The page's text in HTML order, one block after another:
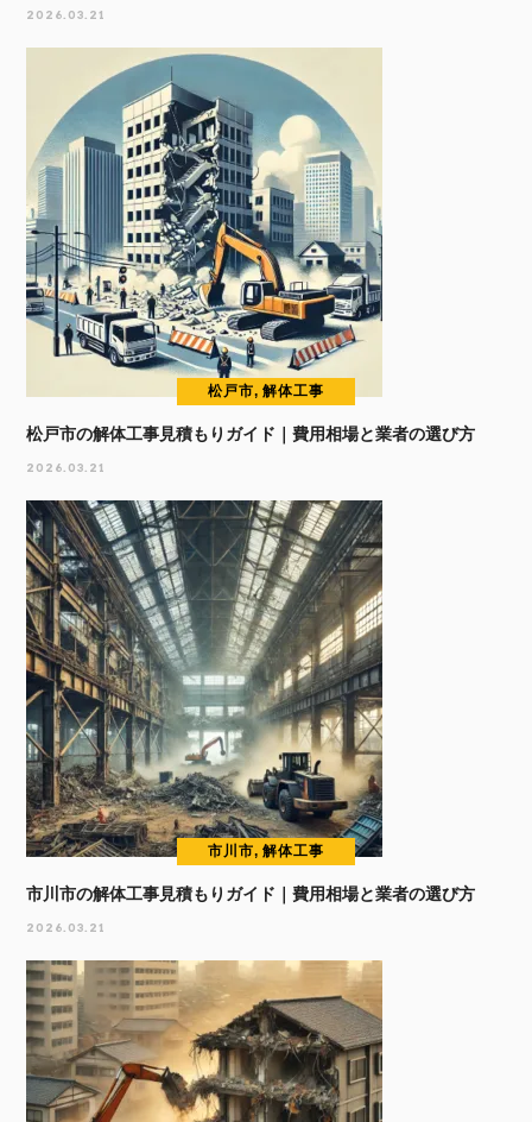
2026.03.21
松戸市, 解体工事
松戸市の解体工事見積もりガイド｜費用相場と業者の選び方
2026.03.21
市川市, 解体工事
市川市の解体工事見積もりガイド｜費用相場と業者の選び方
2026.03.21